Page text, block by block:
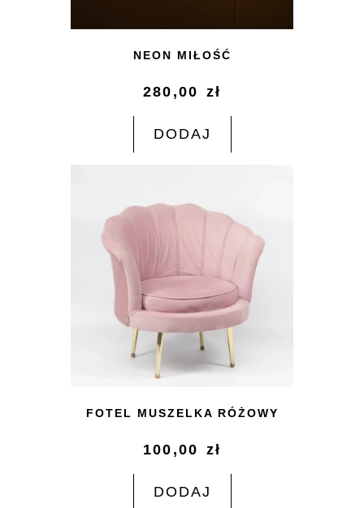
NEON MIŁOŚĆ
280,00 zł
DODAJ
FOTEL MUSZELKA RÓŻOWY
100,00 zł
DODAJ